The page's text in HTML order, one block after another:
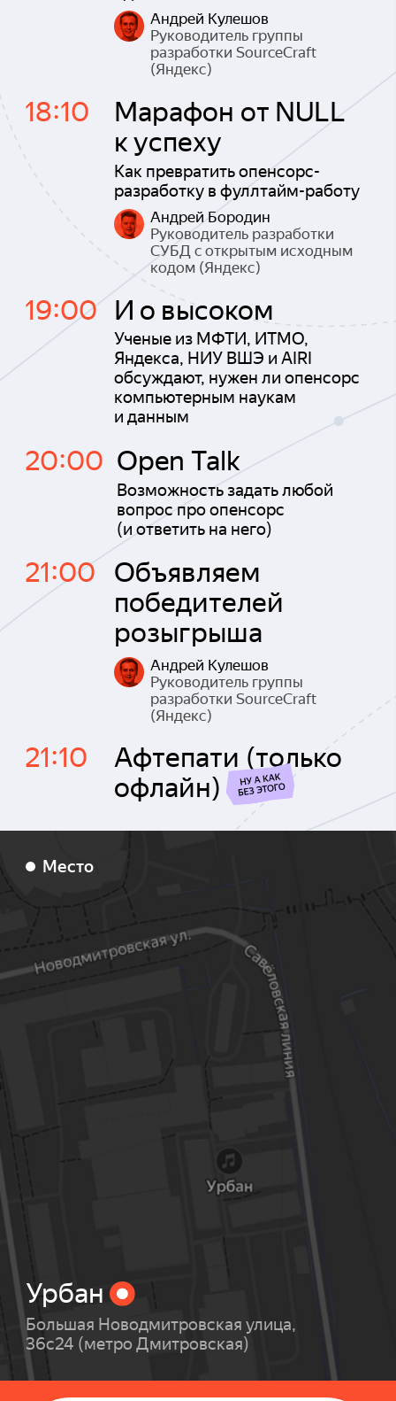
Андрей Кулешов
Руководитель группы
разработки SourceCraft
(Яндекс)
18:10
Марафон от NULL
к успеху
Как превратить опенсорс-
разработку в фуллтайм-работу
Андрей Бородин
Руководитель разработки
СУБД с открытым исходным
кодом (Яндекс)
19:00 И о высоком
Ученые из МФТИ, ИТМО,
Яндекса, НИУ ВШЭ и AIRI
обсуждают, нужен ли опенсорс
компьютерным наукам
и данным
20:00 Open Talk
Возможность задать любой
вопрос про опенсорс
(и ответить на него)
21:00 Объявляем
победителей
розыгрыша
Андрей Кулешов
Руководитель группы
разработки SourceCraft
(Яндекс)
21:10
Афтепати (только
офлайн)
Место
Урбан
Большая Новодмитровская улица,
36с24 (метро Дмитровская)